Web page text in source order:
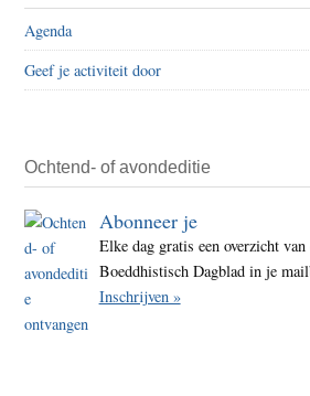
Agenda
Geef je activiteit door
Ochtend- of avondeditie
Abonneer je
Elke dag gratis een overzicht
Boeddhistisch Dagblad in je
Inschrijven »